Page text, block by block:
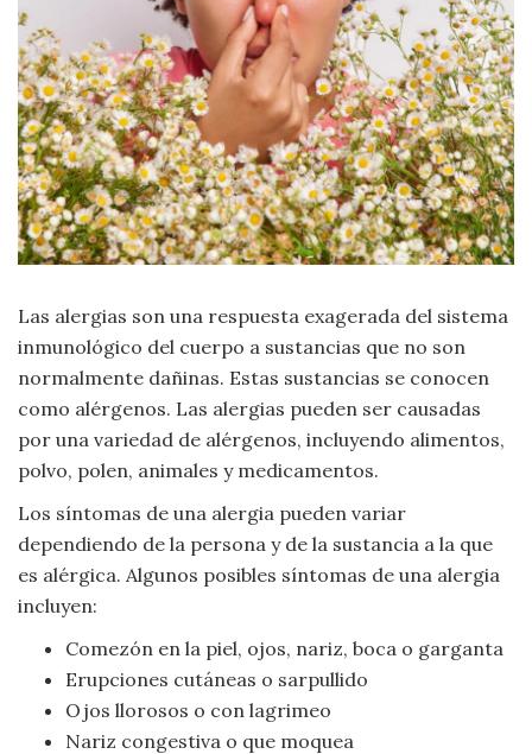
Criminología
Deporte
Economía
Gastronomía
Lenguaje
Leyes
Literatura
Moda
y
Tendencias
Psicología
Las alergias son una respuesta exagerada del sistema
inmunológico del cuerpo a sustancias que no son
normalmente dañinas. Estas sustancias se conocen
como alérgenos. Las alergias pueden ser causadas
por una variedad de alérgenos, incluyendo alimentos,
polvo, polen, animales y medicamentos.
Los síntomas de una alergia pueden variar
dependiendo de la persona y de la sustancia a la que
es alérgica. Algunos posibles síntomas de una alergia
incluyen:
Comezón en la piel, ojos, nariz, boca o garganta
Erupciones cutáneas o sarpullido
Ojos llorosos o con lagrimeo
Nariz congestiva o que moquea